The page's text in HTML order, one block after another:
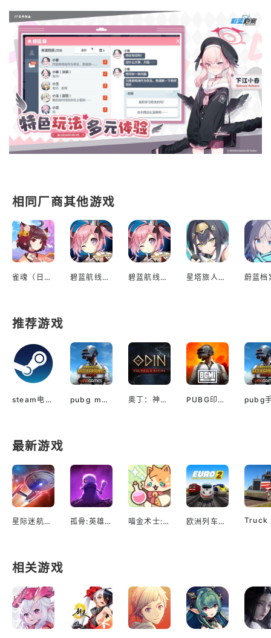
相同厂商其他游戏
雀魂（日服） 碧蓝航线（日服） 碧蓝航线手游日服 星塔旅人（台服） 蔚蓝档
推荐游戏
steam电脑版下载 pubg mobile最新版本 奥丁：神判（国际服） PUBG印服手机安卓版
最新游戏
星际迷航：舰队指挥官 孤骨:英雄杀手 喵金术士:猫咪合并大亨 欧洲列车模拟2
相关游戏